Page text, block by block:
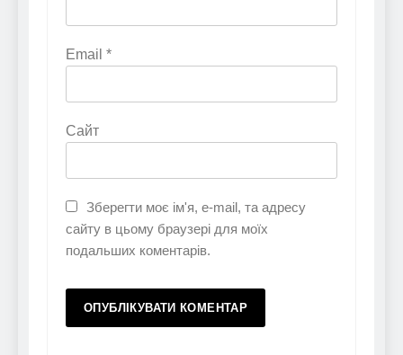
Email *
Сайт
Зберегти моє ім'я, e-mail, та адресу
сайту в цьому браузері для моїх
подальших коментарів.